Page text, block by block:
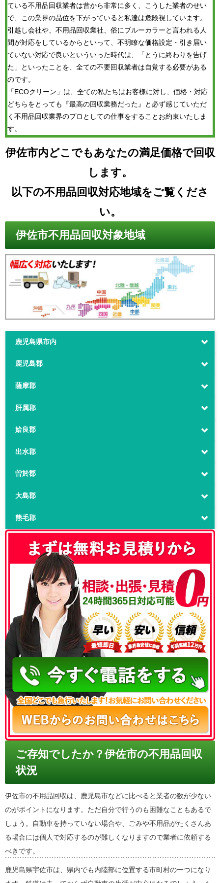
ている不用品回収業者は昔から非常に多く、こうした業者のせい
で、この業界の品位を下がっていると私達は危険視しています。
引越し会社や、不用品回収業社、俗にブルーカラーと言われる人
間が対応をしているからといって、不明瞭な価格設定・引き届い
ていない対応で良いといういった時代は、「とうに終わりを告げ
た」といったことを、全ての不要回収業者は自覚する必要がある
のです。
「ECOクリーン」は、全ての私たちはお客様に対し、価格・対応
どちらをとっても『最高の回収業務だった』と必ず感じていただ
く不用品回収業界のプロとしての仕事をすることお約束いたしま
す。
伊佐市内どこでもあなたの満足価格で回収
します。
以下の不用品回収対応地域をご覧くださ
い。
伊佐市不用品回収対象地域
鹿児島県市内
鹿児島郡
薩摩郡
肝属郡
姶良郡
出水郡
曽於郡
大島郡
熊毛郡
050-3186-4780
ご存知でしたか？伊佐市の不用品回収
状況
伊佐市の不用品回収は、鹿児島市などに比べると業者の数が少ない
のがポイントになります。ただ自分で行うのも困難なこともあるで
しょう。自動車を持っていない場合や、ごみや不用品がたくさんあ
る場合には個人で対応するのが難しくなりますので業者に依頼する
べきです。
鹿児島県宇佐市は、県内でも内陸部に位置する市町村の一つになり